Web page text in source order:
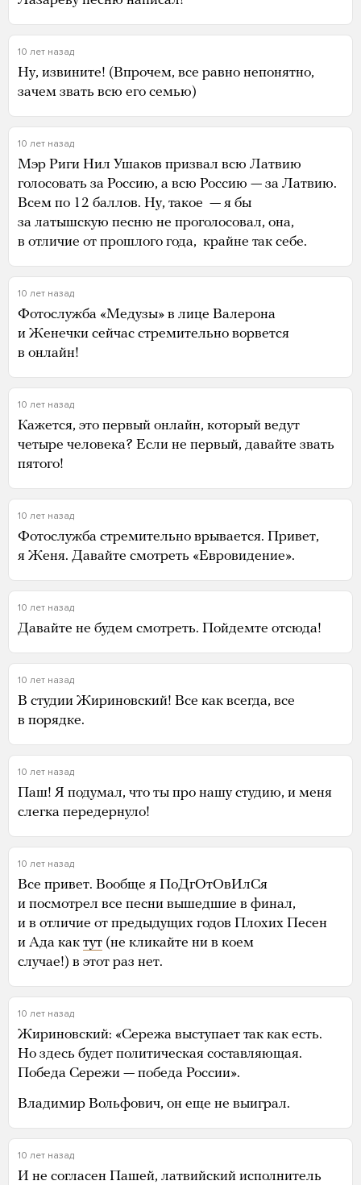
10 лет назад
Ну, извините! (Впрочем, все равно непонятно,
зачем звать всю его семью)
10 лет назад
Мэр Риги Нил Ушаков призвал всю Латвию
голосовать за Россию, а всю Россию — за Латвию.
Всем по 12 баллов. Ну, такое — я бы
за латышскую песню не проголосовал, она,
в отличие от прошлого года, крайне так себе.
10 лет назад
Фотослужба «Медузы» в лице Валерона
и Женечки сейчас стремительно ворвется
в онлайн!
10 лет назад
Кажется, это первый онлайн, который ведут
четыре человека? Если не первый, давайте звать
пятого!
10 лет назад
Фотослужба стремительно врывается. Привет,
я Женя. Давайте смотреть «Евровидение».
10 лет назад
Давайте не будем смотреть. Пойдемте отсюда!
10 лет назад
В студии Жириновский! Все как всегда, все
в порядке.
10 лет назад
Паш! Я подумал, что ты про нашу студию, и меня
слегка передернуло!
10 лет назад
Все привет. Вообще я ПоДгОтОвИлСя
и посмотрел все песни вышедшие в финал,
и в отличие от предыдущих годов Плохих Песен
и Ада как тут (не кликайте ни в коем
случае!) в этот раз нет.
10 лет назад
Жириновский: «Сережа выступает так как есть.
Но здесь будет политическая составляющая.
Победа Сережи — победа России».
Владимир Вольфович, он еще не выиграл.
10 лет назад
И не согласен Пашей, латвийский исполнитель